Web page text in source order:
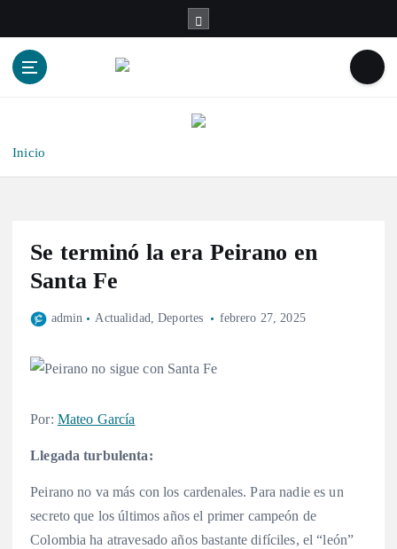
Inicio
Se terminó la era Peirano en
Santa Fe
admin Actualidad,Deportes febrero 27, 2025
Por: Mateo García
Llegada turbulenta:
Peirano no va más con los cardenales. Para nadie es un
secreto que los últimos años el primer campeón de
Colombia ha atravesado años bastante difíciles, el “león”